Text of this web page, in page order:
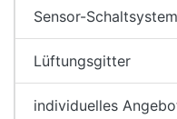
Sensor-
Lüftungsgitter
individuelles